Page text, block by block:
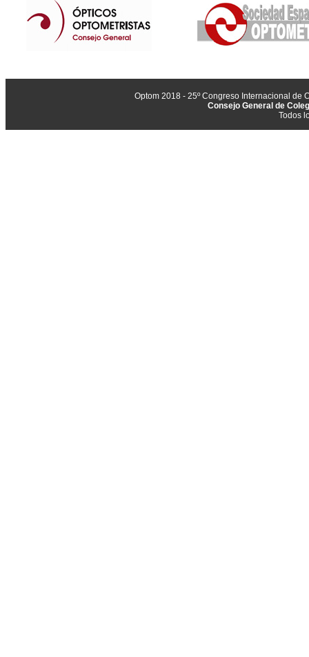
Optom 2018 - 25º Congreso Internacional de
Consejo General de
Todos